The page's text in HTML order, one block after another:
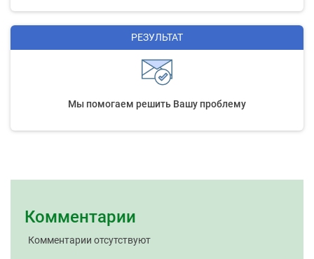
РЕЗУЛЬТАТ
Мы помогаем решить Вашу проблему
Комментарии
Комментарии отсутствуют